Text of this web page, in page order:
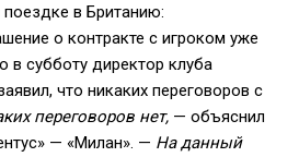
в Британию:
о контракте с игроком уже
в субботу директор клуба
что никаких переговоров с
переговоров нет, — объяснил
— «Милан». — На данный